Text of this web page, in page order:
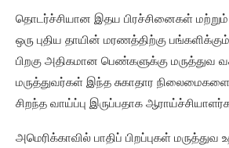
தொடர்ச்சியான இதய பிரச்சினைகள்
ஒரு புதிய தாயின் மரணத்திற்கு
பிறகு அதிகமான பெண்களுக்கு மருத்துவ
மருத்துவர்கள் இந்த சுகாதார
சிறந்த வாய்ப்பு இருப்பதாக
அமெரிக்காவில் பாதிப் பிறப்புகள் மருத்துவ